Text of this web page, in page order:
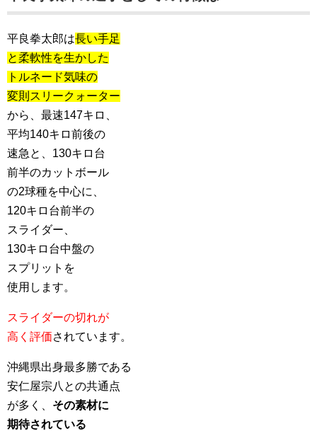
平良拳太郎は長い手足
と柔軟性を生かした
トルネード気味の
変則スリークォーター
から、最速147キロ、
平均140キロ前後の
速急と、130キロ台
前半のカットボール
の2球種を中心に、
120キロ台前半の
スライダー、
130キロ台中盤の
スプリットを
使用します。
スライダーの切れが
高く評価されています。
沖縄県出身最多勝である
安仁屋宗八との共通点
が多く、 その素材に
期待されている